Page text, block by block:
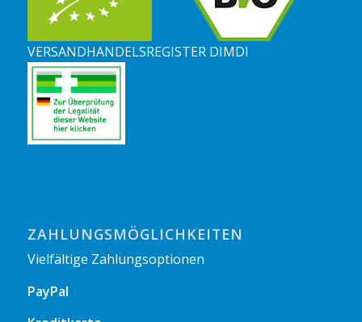
VERSANDHANDELSREGISTER DIMDI
ZAHLUNGSMÖGLICHKEITEN
Vielfältige Zahlungsoptionen
PayPal